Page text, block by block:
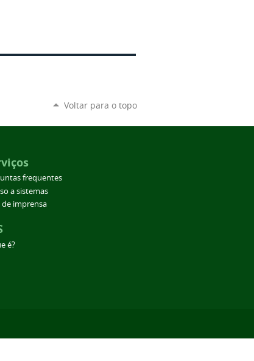
Voltar para o topo
frequentes
a sistemas
de imprensa
é?